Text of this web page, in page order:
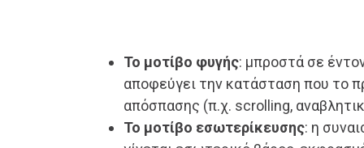
Το μοτίβο φυγής: μπροστά σε
αποφεύγει την κατάσταση που το
απόσπασης (π.χ. scrolling,
Το μοτίβο εσωτερίκευσης: η